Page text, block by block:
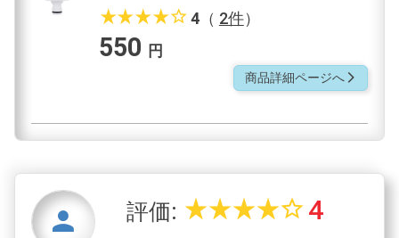
star_ratestar_ratestar_ratestar_ratestar_border4（ 2件）
550 円
商品詳細ページへarrow_forward_ios
person 評価: star_ratestar_ratestar_ratestar_ratestar_border 4